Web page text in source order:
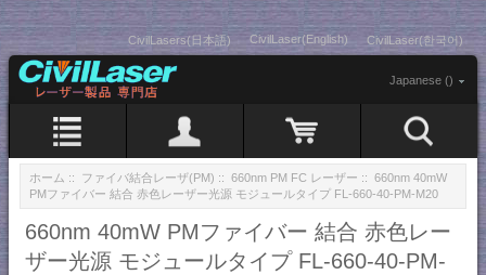
CivilLasers(日本語) CivilLaser(English) CivilLaser(한국어)
Japanese ()
ホーム :: ファイバ結合レーザ(PM) :: 660nm PM FC レーザー :: 660nm 40mW
PMファイバー 結合 赤色レーザー光源 モジュールタイプ FL-660-40-PM-M20
660nm 40mW PMファイバー 結合 赤色レー
ザー光源 モジュールタイプ FL-660-40-PM-